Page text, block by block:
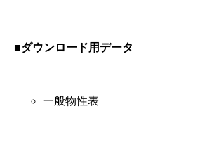
■ダウンロード用データ
一般物性表